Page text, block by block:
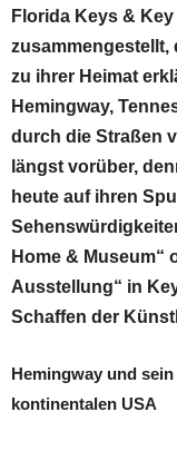
Florida Keys &
zusammengestellt,
zu ihrer Heimat
Hemingway,
durch die Straßen
längst vorüber,
heute auf ihren
Home & Museum“
Ausstellung“ in
Schaffen der
Hemingway und
kontinentalen USA